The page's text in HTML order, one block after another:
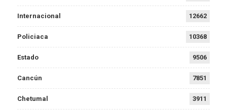
Internacional 12662
Policiaca 10368
Estado 9506
Cancún 7851
Chetumal 3911